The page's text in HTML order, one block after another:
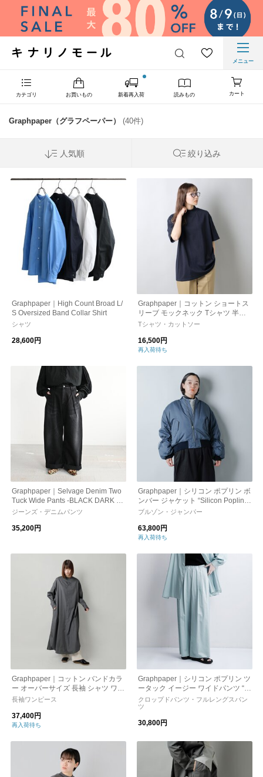
メニュー
カテゴリ お買いもの 新着再入荷 読みもの カート
Graphpaper（グラフペーパー） (40件)
人気順 絞り込み
Graphpaper｜High Count Broad L/
S Oversized Band Collar Shirt
シャツ
28,600円
Graphpaper｜コットン ショートス
リーブ モックネック Tシャツ 半袖
“S/S Mock Neck Tee” gu241-70108
Tシャツ・カットソー
16,500円
再入荷待ち
Graphpaper｜Selvage Denim Two
Tuck Wide Pants -BLACK DARK FA
DE-
ジーンズ・デニムパンツ
35,200円
Graphpaper｜シリコン ポプリン ボ
ンバー ジャケット “Silicon Poplin P
aded Bomber” gl233-30295-rf
ブルゾン・ジャンパー
63,800円
再入荷待ち
Graphpaper｜コットン バンドカラ
ー オーバーサイズ 長袖 シャツ ワン
ピース “Broad Band Collar Oversiz
長袖ワンピース
37,400円
再入荷待ち
Graphpaper｜シリコン ポプリン ツ
ータック イージー ワイドパンツ “Si
licon Poplin Two Tuck Easy Wide P
ants” gl261-40187
クロップドパンツ・フルレングスパン
ツ
30,800円